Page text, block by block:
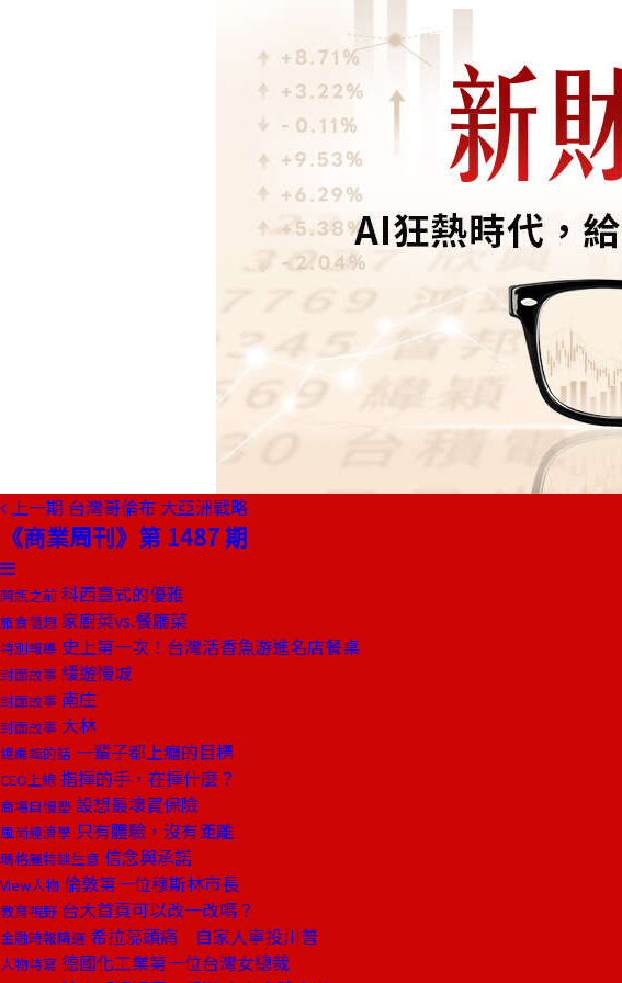
上一期 台灣哥倫布 大亞洲戰略
《商業周刊》第 1487 期
開瓶之前 科西嘉式的優雅
旅食隨想 家廚菜vs.餐廳菜
特別報導 史上第一次！台灣活香魚游進名店餐桌
封面故事 緩遊慢城
封面故事 南庄
封面故事 大林
總編輯的話 一輩子都上癮的目標
CEO上線 指揮的手，在揮什麼？
商場自慢塾 設想最壞買保險
風尚經濟學 只有體驗，沒有距離
瑪格麗特談生意 信念與承諾
View人物 倫敦第一位穆斯林市長
教育視野 台大首頁可以改一改嗎？
金融時報精選 希拉蕊頭痛 自家人寧投川普
人物特寫 德國化工業第一位台灣女總裁